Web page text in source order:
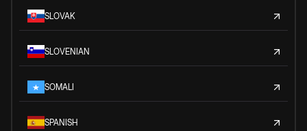
SLOVAK
SLOVENIAN
SOMALI
SPANISH